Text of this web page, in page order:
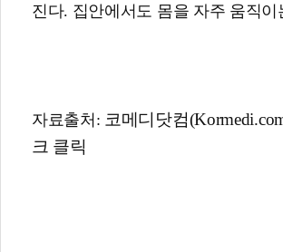
진다. 집안에서도 몸을 자주 움직이
자료출처: 코메디닷컴
크 클릭